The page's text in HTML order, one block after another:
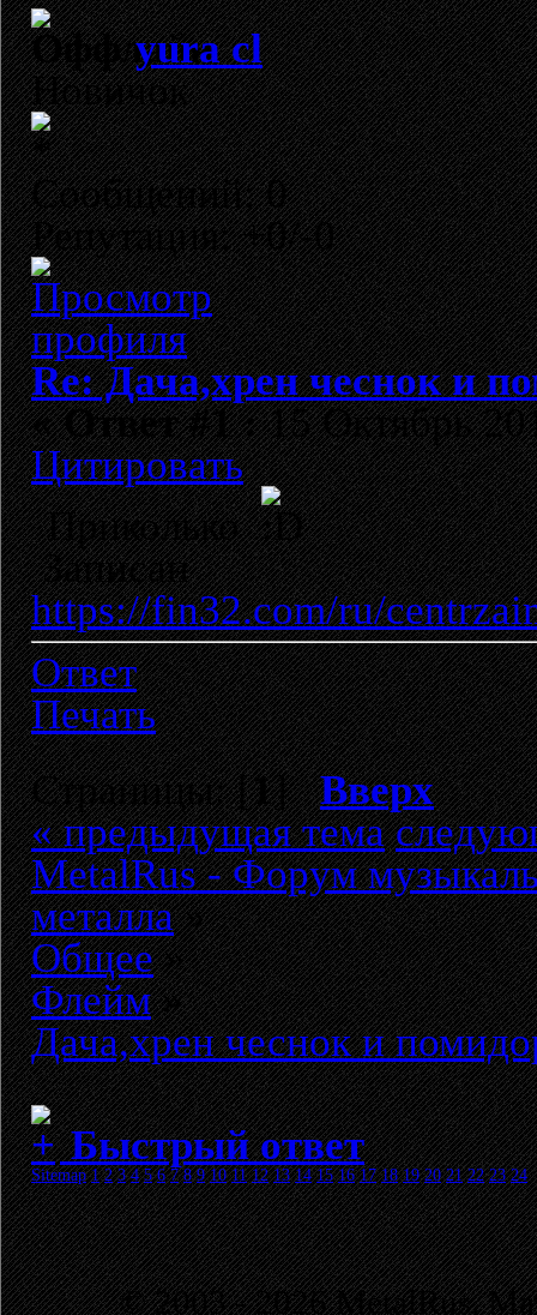
yura cl
Новичок
Сообщений: 0
Репутация: +0/-0
Re: Дача,хрен чеснок и
«Ответ #1 :15 Октябрь
Цитировать
Приколько
Записан
https://fin32.com/ru/
Ответ
Печать
Страницы: [1]Вверх
« предыдущая тема
MetalRus - Форум
металла»
Общее»
Флейм»
Дача,хрен чеснок и
Быстрый ответ
Sitemap 1 2 3 4 5 6 7 8 9 10 11 12 13 14 15 16 17 18 19 20 21 22 23 24
© 2003 - 2026 MetalRus.